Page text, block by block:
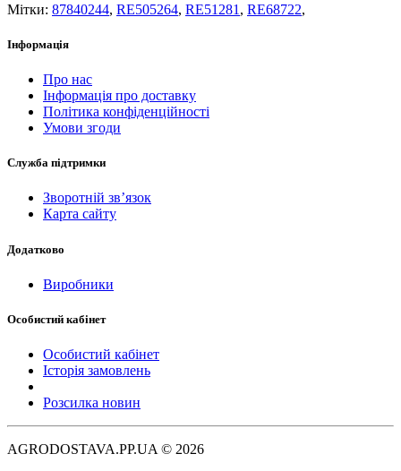
Мітки: 87840244, RE505264, RE51281 , RE68722,
Інформація
Про нас
Інформація про доставку
Політика конфіденційності
Умови згоди
Служба підтримки
Зворотній зв’язок
Карта сайту
Додатково
Виробники
Особистий кабінет
Особистий кабінет
Історія замовлень
Розсилка новин
AGRODOSTAVA.PP.UA © 2026